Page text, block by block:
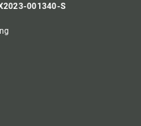
001340-S